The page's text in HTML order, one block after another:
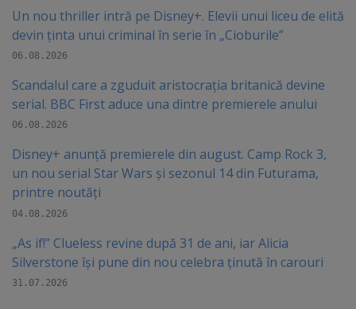
Un nou thriller intră pe Disney+. Elevii unui liceu de elită
devin ținta unui criminal în serie în „Cioburile”
06.08.2026
Scandalul care a zguduit aristocrația britanică devine
serial. BBC First aduce una dintre premierele anului
06.08.2026
Disney+ anunță premierele din august. Camp Rock 3,
un nou serial Star Wars și sezonul 14 din Futurama,
printre noutăți
04.08.2026
„As if!” Clueless revine după 31 de ani, iar Alicia
Silverstone își pune din nou celebra ținută în carouri
31.07.2026